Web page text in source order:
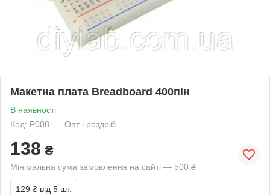
Макетна плата Breadboard 400пін
В наявності
Код: P008
Опт і роздріб
138 ₴
Мінімальна сума замовлення на сайті — 500 ₴
129 ₴ від 5 шт.